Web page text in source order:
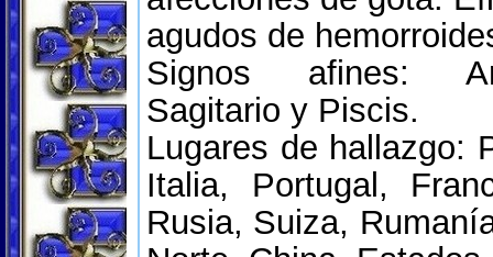
agudos de
Signos afines:
Sagitario y Piscis.
Lugares de hallazgo:
Italia, Portugal,
Rusia, Suiza,